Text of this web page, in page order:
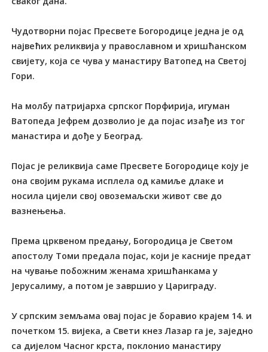
Чудотворни појас Пресвете Богородице једна је од
највећих реликвија у православном и хришћанском
свијету, која се чува у манастиру Ватопед на Светој
Гори.
На молбу патријарха српског Порфирија, игуман
Ватопеда Јефрем дозволио је да појас изађе из тог
манастира и дође у Београд.
Појас је реликвија саме Пресвете Богородице коју је
она својим рукама исплела од камиље длаке и
носила цијели свој овоземаљски живот све до
вазнењења.
Према црквеном предању, Богородица је Светом
апостолу Томи предала појас, који је касније предат
на чување побожним женама хришћанкама у
Јерусалиму, а потом је завршио у Цариграду.
У српским земљама овај појас је боравио крајем 14. и
почетком 15. вијека, а Свети кнез Лазар га је, заједно
са дијелом Часног крста, поклонио манастиру